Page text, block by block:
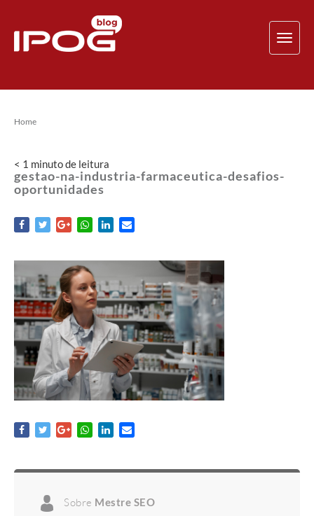
Home
< 1 minutode leitura
gestao-na-industria-farmaceutica-desafios-
oportunidades
Sobre Mestre SEO